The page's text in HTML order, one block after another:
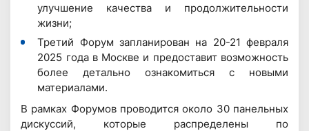
улучшение качества и продолжительности
жизни;
Третий Форум запланирован на 20-21 февраля
2025 года в Москве и предоставит возможность
более детально ознакомиться с новыми
материалами.
В рамках Форумов проводится около 30 панельных
дискуссий, которые распределены по